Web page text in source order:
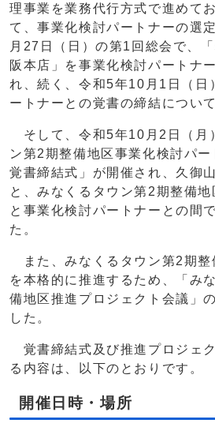
理事業を業務代行方式で進めて
て、事業化検討パートナーの選
月27日（日）の第1回総会で、
阪本店」を事業化検討パートナ
れ、続く、令和5年10月1日（日
ートナーとの覚書の締結につい
そして、令和5年10月2日（月
ン第2期整備地区事業化検討パ
覚書締結式」が開催され、久御
と、みなくるタウン第2期整備
と事業化検討パートナーとの間
た。
また、みなくるタウン第2期整
を本格的に推進するため、「み
備地区推進プロジェクト会議」
した。
覚書締結式及び推進プロジェ
る内容は、以下のとおりです。
開催日時・場所